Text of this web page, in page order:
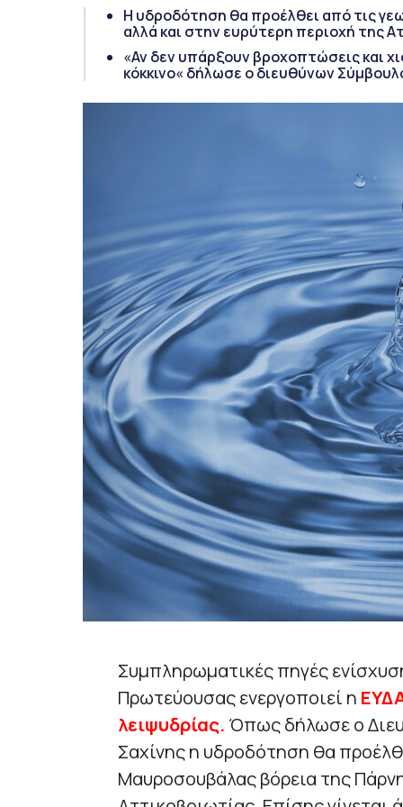
Η υδροδότηση θα προέλθει από τις
αλλά και στην ευρύτερη περιοχή της
«Αν δεν υπάρξουν βροχοπτώσεις και
κόκκινο« δήλωσε ο διευθύνων
Συμπληρωματικές πηγές
Πρωτεύουσας ενεργοποιεί η
λειψυδρίας. Όπως δήλωσε ο
Σαχίνης η υδροδότηση θα
Μαυροσουβάλας βόρεια της